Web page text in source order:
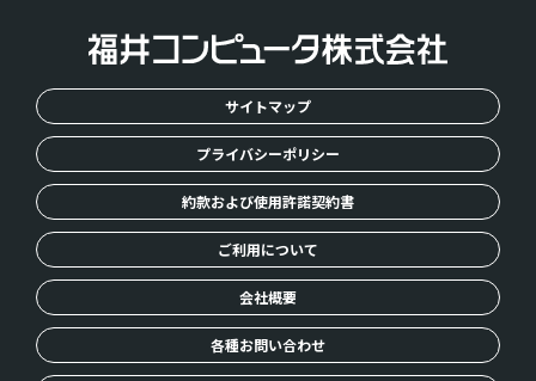
サイトマップ
プライバシーポリシー
約款および使用許諾契約書
ご利用について
会社概要
各種お問い合わせ